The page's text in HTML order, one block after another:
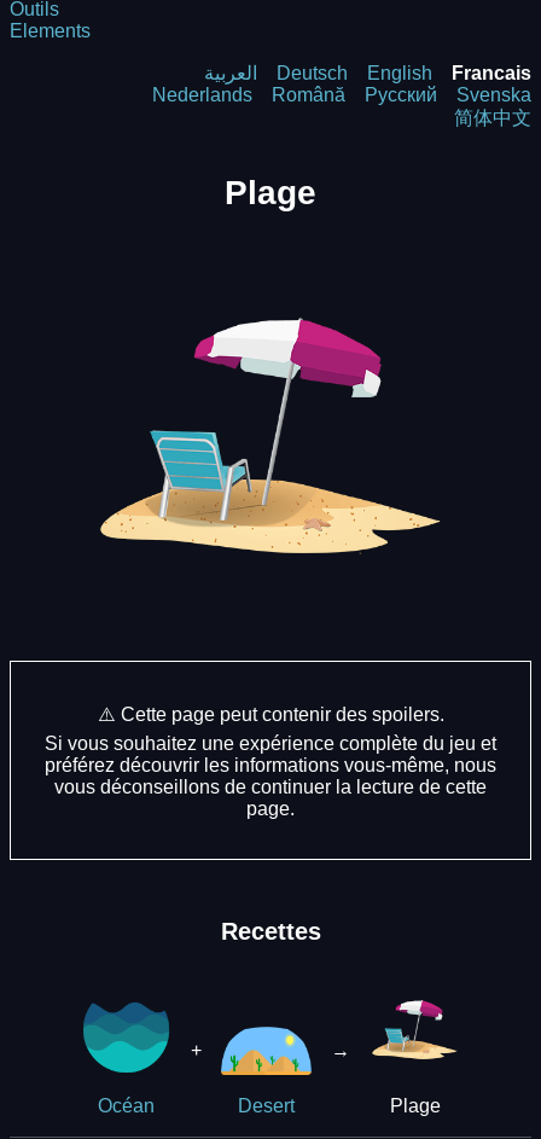
Outils
Elements
العربية Deutsch English
Francais
Nederlands
Română Русский
Svenska
简体中文
Plage
⚠️ Cette page peut contenir des spoilers.
Si vous souhaitez une expérience complète du jeu et
préférez découvrir les informations vous-même, nous
vous déconseillons de continuer la lecture de cette
page.
Recettes
Océan
+
Desert
→
Plage